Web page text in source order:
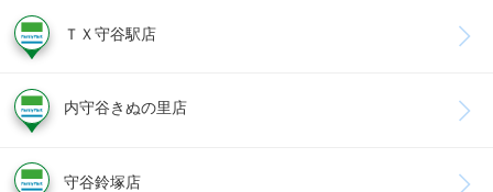
ＴＸ守谷駅店
内守谷きぬの里店
守谷鈴塚店